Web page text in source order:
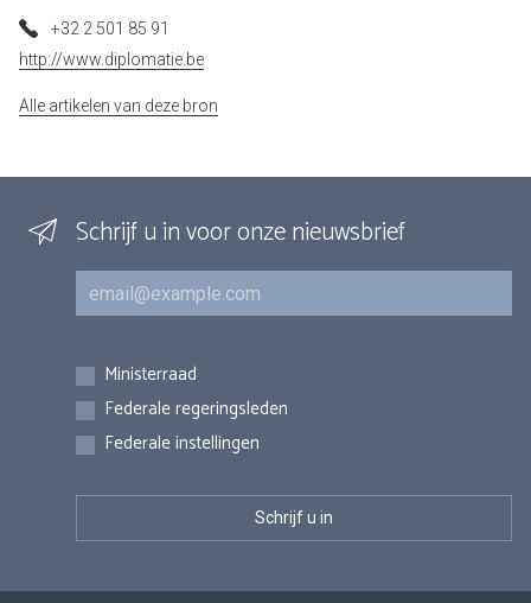
+32 2 501 85 91
http://www.diplomatie.be
Alle artikelen van deze bron
Schrijf u in voor onze nieuwsbrief
E-mail
Inschrijvingen
Ministerraad
Federale regeringsleden
Federale instellingen